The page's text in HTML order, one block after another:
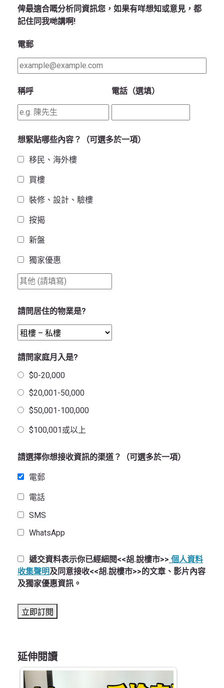
俾最適合嘅分析同資訊您，如果有咩想知或意見，都
記住同我哋講啊!
電郵
稱呼 電話（選填）
想緊貼哪些內容？（可選多於一項）
移民、海外樓
買樓
裝修、設計、驗樓
按揭
新盤
獨家優惠
請問居住的物業是?
請問家庭月入是?
$0-20,000
$20,001-50,000
$50,001-100,000
$100,001或以上
請選擇你想接收資訊的渠道？（可選多於一項）
電郵
電話
SMS
WhatsApp
遞交資料表示你已經細閱<<胡.說樓市>> 個人資料
收集聲明及同意接收<<胡.說樓市>>的文章、影片內容
及獨家優惠資訊。
延伸閱讀